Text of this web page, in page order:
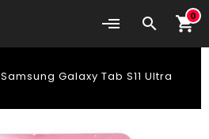
search shopping_cart
0
Samsung Galaxy Tab S11 Ultra